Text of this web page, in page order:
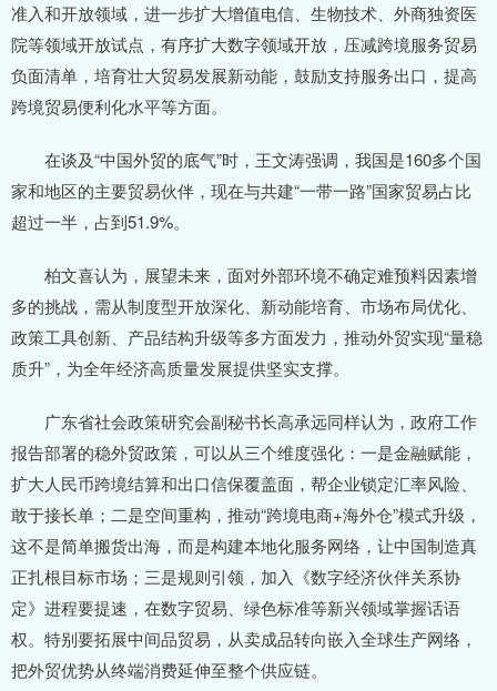
准入和开放领域，进一步扩大增值电信、生物技术、外商独资医
院等领域开放试点，有序扩大数字领域开放，压减跨境服务贸易
负面清单，培育壮大贸易发展新动能，鼓励支持服务出口，提高
跨境贸易便利化水平等方面。
在谈及“中国外贸的底气”时，王文涛强调，我国是160多个国
家和地区的主要贸易伙伴，现在与共建“一带一路”国家贸易占比
超过一半，占到51.9%。
柏文喜认为，展望未来，面对外部环境不确定难预料因素增
多的挑战，需从制度型开放深化、新动能培育、市场布局优化、
政策工具创新、产品结构升级等多方面发力，推动外贸实现“量稳
质升”，为全年经济高质量发展提供坚实支撑。
广东省社会政策研究会副秘书长高承远同样认为，政府工作
报告部署的稳外贸政策，可以从三个维度强化：一是金融赋能，
扩大人民币跨境结算和出口信保覆盖面，帮企业锁定汇率风险、
敢于接长单；二是空间重构，推动“跨境电商+海外仓”模式升级，
这不是简单搬货出海，而是构建本地化服务网络，让中国制造真
正扎根目标市场；三是规则引领，加入《数字经济伙伴关系协
定》进程要提速，在数字贸易、绿色标准等新兴领域掌握话语
权。特别要拓展中间品贸易，从卖成品转向嵌入全球生产网络，
把外贸优势从终端消费延伸至整个供应链。